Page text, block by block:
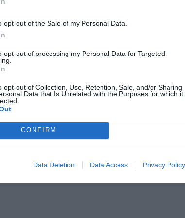
opt-out of the Sale of my Personal Data.
opt-out of processing my Personal Data for Targeted
opt-out of Collection, Use, Retention, Sale, and/or Sharing
Data that Is Unrelated with the Purposes for which it
CONFIRM
Data Deletion Data Access Privacy Policy
διεξαγωγή των αγώνων της εκδήλωσης θα
και το ΕΚΑΒ.
θα λάβουν μέρος στους αγώνες με δική τους
θα παραλάβει τον αριθμό συμμετοχής με
στον Μύτικα, τουλάχιστον 60 λεπτά
και των δύο διαδρομών ενώ στον αγώνα των
σημαντικά στην άρτια εκτέλεση της